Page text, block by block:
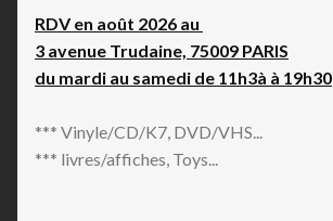
RDV en août 2026 au
3 avenue Trudaine, 75009 PARIS
du mardi au samedi de 11h3à à 19h30
*** Vinyle/CD/K7, DVD/VHS...
*** livres/affiches, Toys...